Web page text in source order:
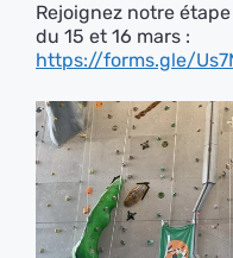
Rejoignez notre
du 15 et 16 mars :
https://forms.gle/